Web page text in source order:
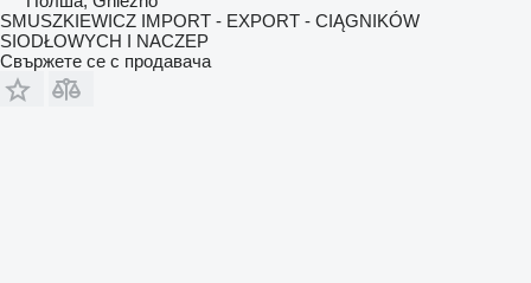
SMUSZKIEWICZ IMPORT - EXPORT - CIĄGNIKÓW
SIODŁOWYCH I NACZEP
Свържете се с продавача